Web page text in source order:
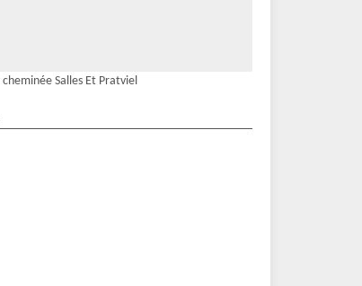
cheminée Salles Et Pratviel